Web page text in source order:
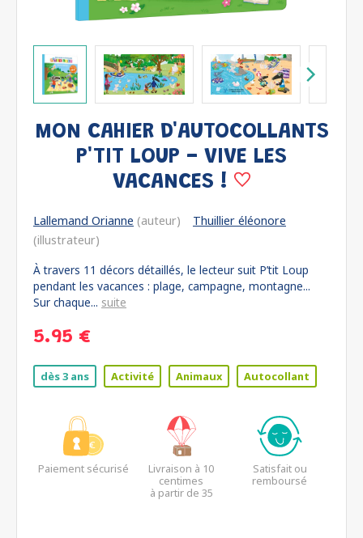
MON CAHIER D'AUTOCOLLANTS
P'TIT LOUP - VIVE LES
VACANCES !
Lallemand Orianne (auteur)
Thuillier éléonore
(illustrateur)
À travers 11 décors détaillés, le lecteur suit P’tit Loup
pendant les vacances : plage, campagne, montagne...
Sur chaque... suite
5.95 €
dès 3 ans Activité Animaux Autocollant
Paiement sécurisé
Livraison à 10
centimes
à partir de 35
Satisfait ou
remboursé